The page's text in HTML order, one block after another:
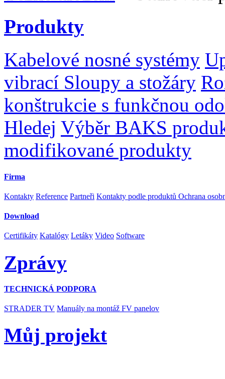
Produkty
Kabelové nosné systémy
vibrací Sloupy a stožáry
konštrukcie s funkčnou
Hledej Výběr BAKS
modifikované produkty
Firma
Kontakty Reference Partneři Kontakty podle produktů Ochrana
Download
Certifikáty Katalógy Letáky Video Software
Zprávy
TECHNICKÁ PODPORA
STRADER TV Manuály na montáž FV panelov
Můj projekt